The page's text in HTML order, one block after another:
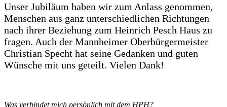
Unser Jubiläum haben wir zum Anlass genommen,
Menschen aus ganz unterschiedlichen Richtungen
nach ihrer Beziehung zum Heinrich Pesch Haus zu
fragen. Auch der Mannheimer Oberbürgermeister
Christian Specht hat seine Gedanken und guten
Wünsche mit uns geteilt. Vielen Dank!
Was verbindet mich persönlich mit dem HPH?